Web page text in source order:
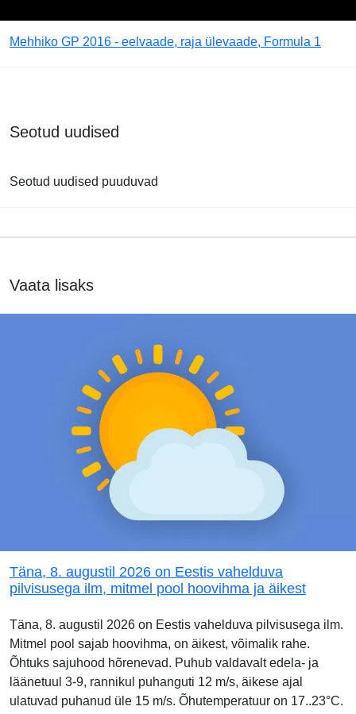
Mehhiko GP 2016 - eelvaade, raja ülevaade, Formula 1
Seotud uudised
Seotud uudised puuduvad
Vaata lisaks
Täna, 8. augustil 2026 on Eestis vahelduva
pilvisusega ilm, mitmel pool hoovihma ja äikest
Täna, 8. augustil 2026 on Eestis vahelduva pilvisusega ilm.
Mitmel pool sajab hoovihma, on äikest, võimalik rahe.
Õhtuks sajuhood hõrenevad. Puhub valdavalt edela- ja
läänetuul 3-9, rannikul puhanguti 12 m/s, äikese ajal
ulatuvad puhanud üle 15 m/s. Õhutemperatuur on 17..23°C.